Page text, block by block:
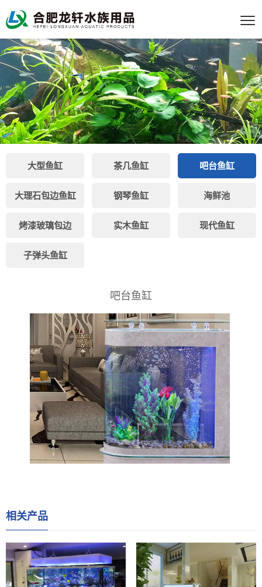
大型鱼缸 茶几鱼缸 吧台鱼缸
大理石包边鱼缸 钢琴鱼缸 海鲜池
烤漆玻璃包边 实木鱼缸 现代鱼缸
子弹头鱼缸
吧台鱼缸
相关产品